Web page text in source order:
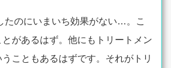
たのにいまいち効果がない…。こ
があるはず。他にもトリートメン
うこともあるはずです。それがトリ